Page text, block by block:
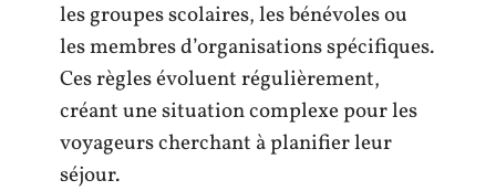
les groupes scolaires, les bénévoles ou
les membres d’organisations spécifiques.
Ces règles évoluent régulièrement,
créant une situation complexe pour les
voyageurs cherchant à planifier leur
séjour.